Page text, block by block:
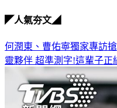
◤人氣夯文◢
何潤東、曹佑寧獨家專訪
靈夥伴 超準測字!這輩子正